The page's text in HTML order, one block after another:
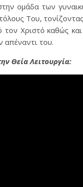
ομάδα των
Του,
τον Χριστό καθώς
απέναντι του.
Θεία Λειτουργία: